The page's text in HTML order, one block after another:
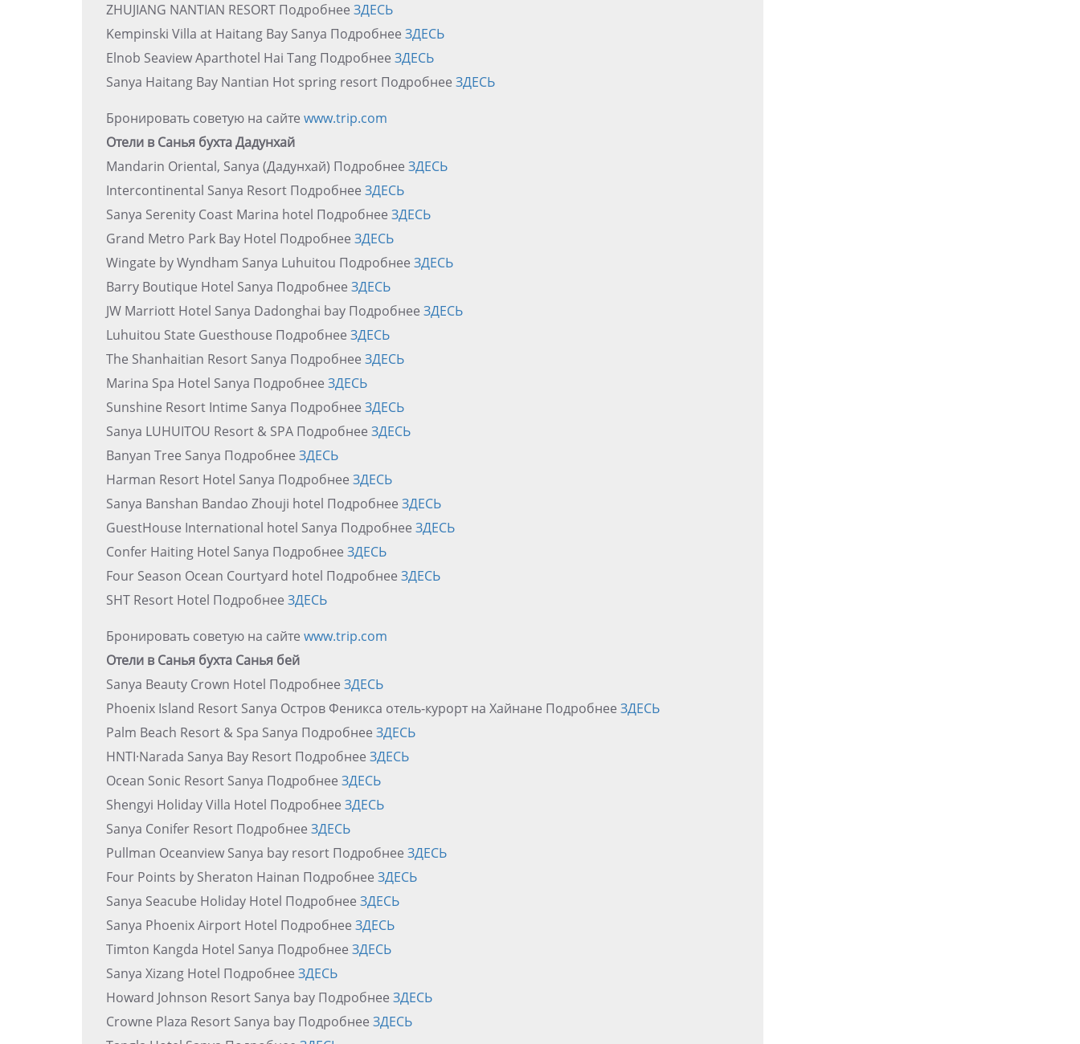
ZHUJIANG NANTIAN RESORT Подробнее ЗДЕСЬ
Kempinski Villa at Haitang Bay Sanya Подробнее ЗДЕСЬ
Elnob Seaview Aparthotel Hai Tang Подробнее ЗДЕСЬ
Sanya Haitang Bay Nantian Hot spring resort Подробнее ЗДЕСЬ
Бронировать советую на сайте www.trip.com
Отели в Санья бухта Дадунхай
Mandarin Oriental, Sanya (Дадунхай) Подробнее ЗДЕСЬ
Intercontinental Sanya Resort Подробнее ЗДЕСЬ
Sanya Serenity Coast Marina hotel Подробнее ЗДЕСЬ
Grand Metro Park Bay Hotel Подробнее ЗДЕСЬ
Wingate by Wyndham Sanya Luhuitou Подробнее ЗДЕСЬ
Barry Boutique Hotel Sanya Подробнее ЗДЕСЬ
JW Marriott Hotel Sanya Dadonghai bay Подробнее ЗДЕСЬ
Luhuitou State Guesthouse Подробнее ЗДЕСЬ
The Shanhaitian Resort Sanya Подробнее ЗДЕСЬ
Marina Spa Hotel Sanya Подробнее ЗДЕСЬ
Sunshine Resort Intime Sanya Подробнее ЗДЕСЬ
Sanya LUHUITOU Resort & SPA Подробнее ЗДЕСЬ
Banyan Tree Sanya Подробнее ЗДЕСЬ
Harman Resort Hotel Sanya Подробнее ЗДЕСЬ
Sanya Banshan Bandao Zhouji hotel Подробнее ЗДЕСЬ
GuestHouse International hotel Sanya Подробнее ЗДЕСЬ
Confer Haiting Hotel Sanya Подробнее ЗДЕСЬ
Four Season Ocean Courtyard hotel Подробнее ЗДЕСЬ
SHT Resort Hotel Подробнее ЗДЕСЬ
Бронировать советую на сайте www.trip.com
Отели в Санья бухта Санья бей
Sanya Beauty Crown Hotel Подробнее ЗДЕСЬ
Phoenix Island Resort Sanya Остров Феникса отель-курорт на Хайнане Подробнее ЗДЕСЬ
Palm Beach Resort & Spa Sanya Подробнее ЗДЕСЬ
HNTI·Narada Sanya Bay Resort Подробнее ЗДЕСЬ
Ocean Sonic Resort Sanya Подробнее ЗДЕСЬ
Shengyi Holiday Villa Hotel Подробнее ЗДЕСЬ
Sanya Conifer Resort Подробнее ЗДЕСЬ
Pullman Oceanview Sanya bay resort Подробнее ЗДЕСЬ
Four Points by Sheraton Hainan Подробнее ЗДЕСЬ
Sanya Seacube Holiday Hotel Подробнее ЗДЕСЬ
Sanya Phoenix Airport Hotel Подробнее ЗДЕСЬ
Timton Kangda Hotel Sanya Подробнее ЗДЕСЬ
Sanya Xizang Hotel Подробнее ЗДЕСЬ
Howard Johnson Resort Sanya bay Подробнее ЗДЕСЬ
Crowne Plaza Resort Sanya bay Подробнее ЗДЕСЬ